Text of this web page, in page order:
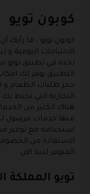
كوبون تويو
كوبون تويو ، ما رأيك
الاحتياجات اليومية
تجده في تطبيق تويو
التطبيق يوفر لك
حجز طلبات الطعام و
التجارية التي تحيط
هناك الكثير من
منها خدمات مرسول
استخدامه مع توفير
الاستفادة من
المتوفر لدينا الان .
تويو المملكة